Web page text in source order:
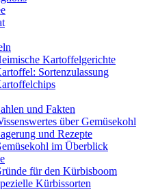
Kartoffelgerichte
Sortenzulassung
und Fakten
über Gemüsekohl
und Rezepte
im Überblick
für den Kürbisboom
Kürbissorten